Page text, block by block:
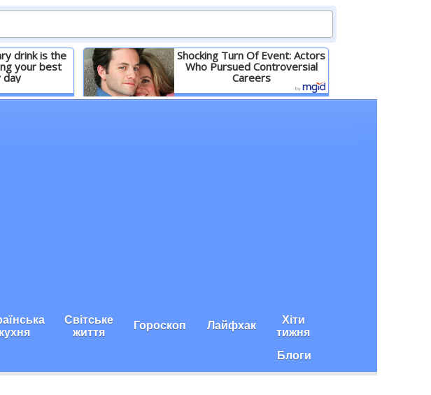
drink is the
your best
day
Shocking Turn Of Event: Actors
Who Pursued Controversial
Careers
Детальніше
кухня
Світське
життя Гороскоп Лайфхак Хіти
тижня
Блоги